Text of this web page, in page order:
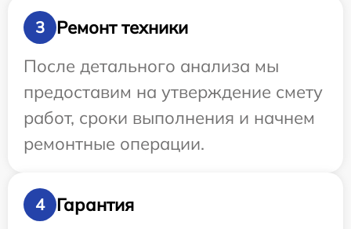
3
Ремонт техники
После детального анализа мы
предоставим на утверждение смету
работ, сроки выполнения и начнем
ремонтные операции.
4 Гарантия